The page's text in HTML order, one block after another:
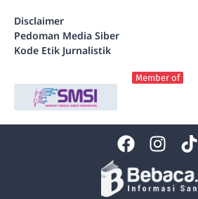
Disclaimer
Pedoman Media Siber
Kode Etik Jurnalistik
Member of